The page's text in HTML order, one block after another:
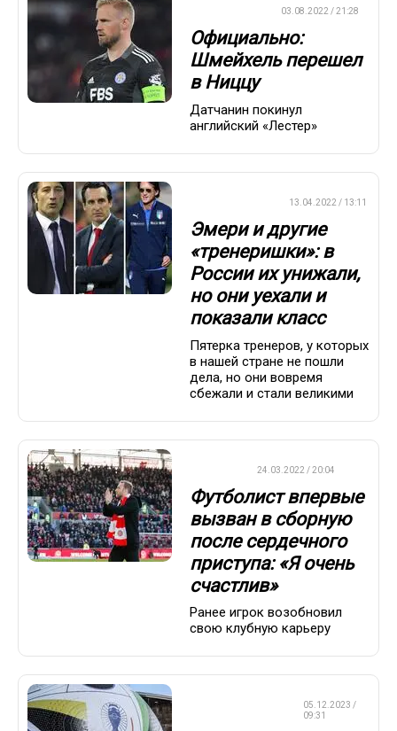
03.08.2022 / 21:28
Официально:
Шмейхель перешел
в Ниццу
Датчанин покинул
английский «Лестер»
13.04.2022 / 13:11
Эмери и другие
«тренеришки»: в
России их унижали,
но они уехали и
показали класс
Пятерка тренеров, у которых
в нашей стране не пошли
дела, но они вовремя
сбежали и стали великими
24.03.2022 / 20:04
Футболист впервые
вызван в сборную
после сердечного
приступа: «Я очень
счастлив»
Ранее игрок возобновил
свою клубную карьеру
05.12.2023 /
09:31